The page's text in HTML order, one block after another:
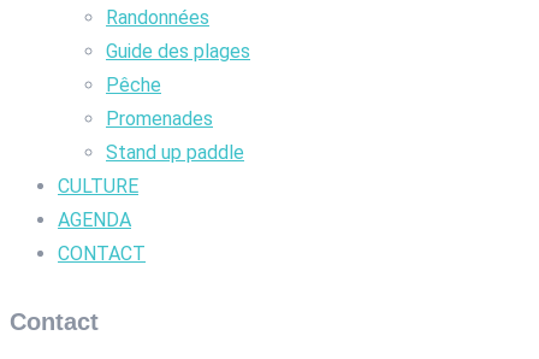
Randonnées
Guide des plages
Pêche
Promenades
Stand up paddle
CULTURE
AGENDA
CONTACT
Contact